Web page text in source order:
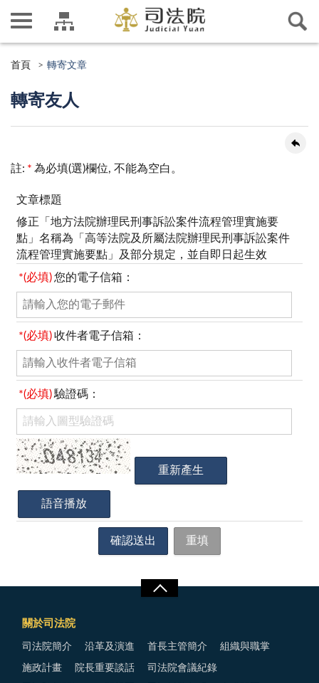
首頁 轉寄文章
轉寄友人
註: * 為必填(選)欄位, 不能為空白。
文章標題
修正「地方法院辦理民刑事訴訟案件流程管理實施要
點」名稱為「高等法院及所屬法院辦理民刑事訴訟案件
流程管理實施要點」及部分規定，並自即日起生效
*(必填) 您的電子信箱：
*(必填) 收件者電子信箱：
*(必填) 驗證碼：
關於司法院
司法院簡介 沿革及演進 首長主管簡介 組織與職掌
施政計畫 院長重要談話 司法院會議紀錄